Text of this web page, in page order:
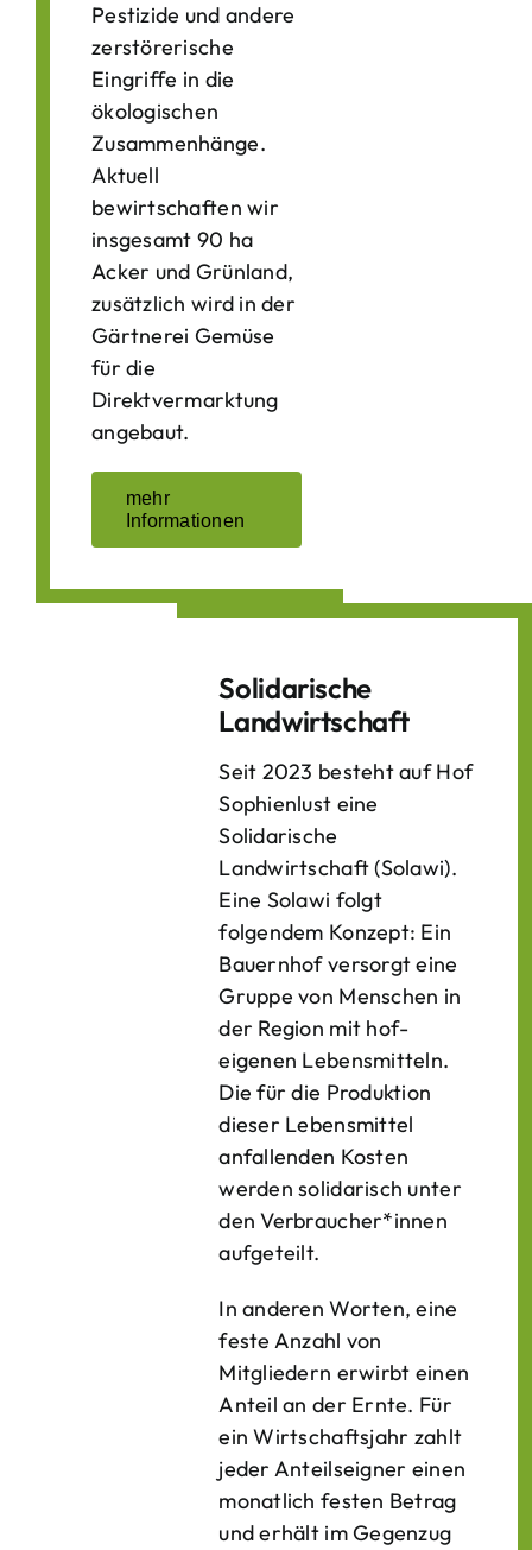
Pestizide und andere
zerstörerische
Eingriffe in die
ökologischen
Zusammenhänge.
Aktuell
bewirtschaften wir
insgesamt 90 ha
Acker und Grünland,
zusätzlich wird in der
Gärtnerei Gemüse
für die
Direktvermarktung
angebaut.
mehr
Informationen
Solidarische
Landwirtschaft
Seit 2023 besteht auf Hof
Sophienlust eine
Solidarische
Landwirtschaft (Solawi).
Eine Solawi folgt
folgendem Konzept: Ein
Bauern­hof versorgt eine
Gruppe von Menschen in
der Region mit hof­
eigenen Lebens­mitteln.
Die für die Produktion
dieser Lebens­mittel
anfallenden Kosten
werden solidarisch unter
den Verbraucher*­innen
aufgeteilt.
In anderen Worten, eine
feste Anzahl von
Mitgliedern erwirbt einen
Anteil an der Ernte. Für
ein Wirtschaftsjahr zahlt
jeder Anteilseigner einen
monatlich festen Betrag
und erhält im Gegenzug